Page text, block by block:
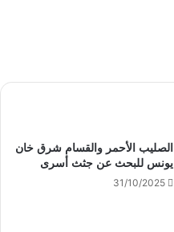
الصليب الأحمر والقسام شرق خان
يونس للبحث عن جثث أسرى
31/10/2025